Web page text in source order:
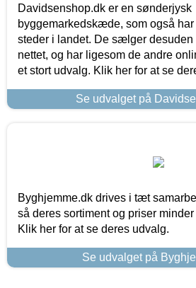
Davidsenshop.dk er en sønderjysk
byggemarkedskæde, som også
steder i landet. De sælger desuden
nettet, og har ligesom de andre
et stort udvalg. Klik her for at se
Se udvalget på
Byghjemme.dk drives i tæt
så deres sortiment og priser
Klik her for at se deres udvalg.
Se udvalget på